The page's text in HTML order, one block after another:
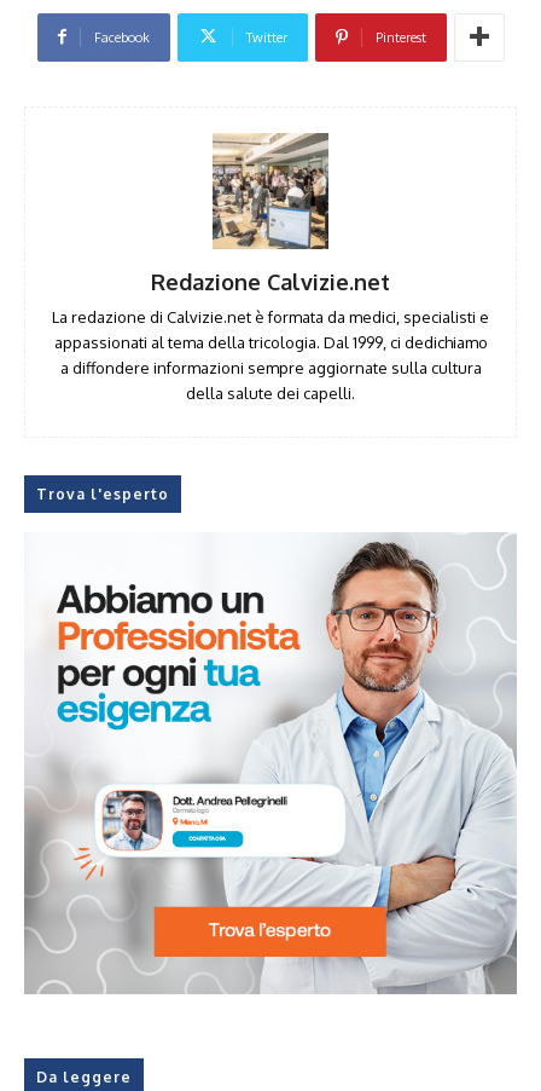
Facebook Twitter Pinterest
Redazione Calvizie.net
La redazione di Calvizie.net è formata da medici, specialisti e
appassionati al tema della tricologia. Dal 1999, ci dedichiamo
a diffondere informazioni sempre aggiornate sulla cultura
della salute dei capelli.
Trova l'esperto
Da leggere